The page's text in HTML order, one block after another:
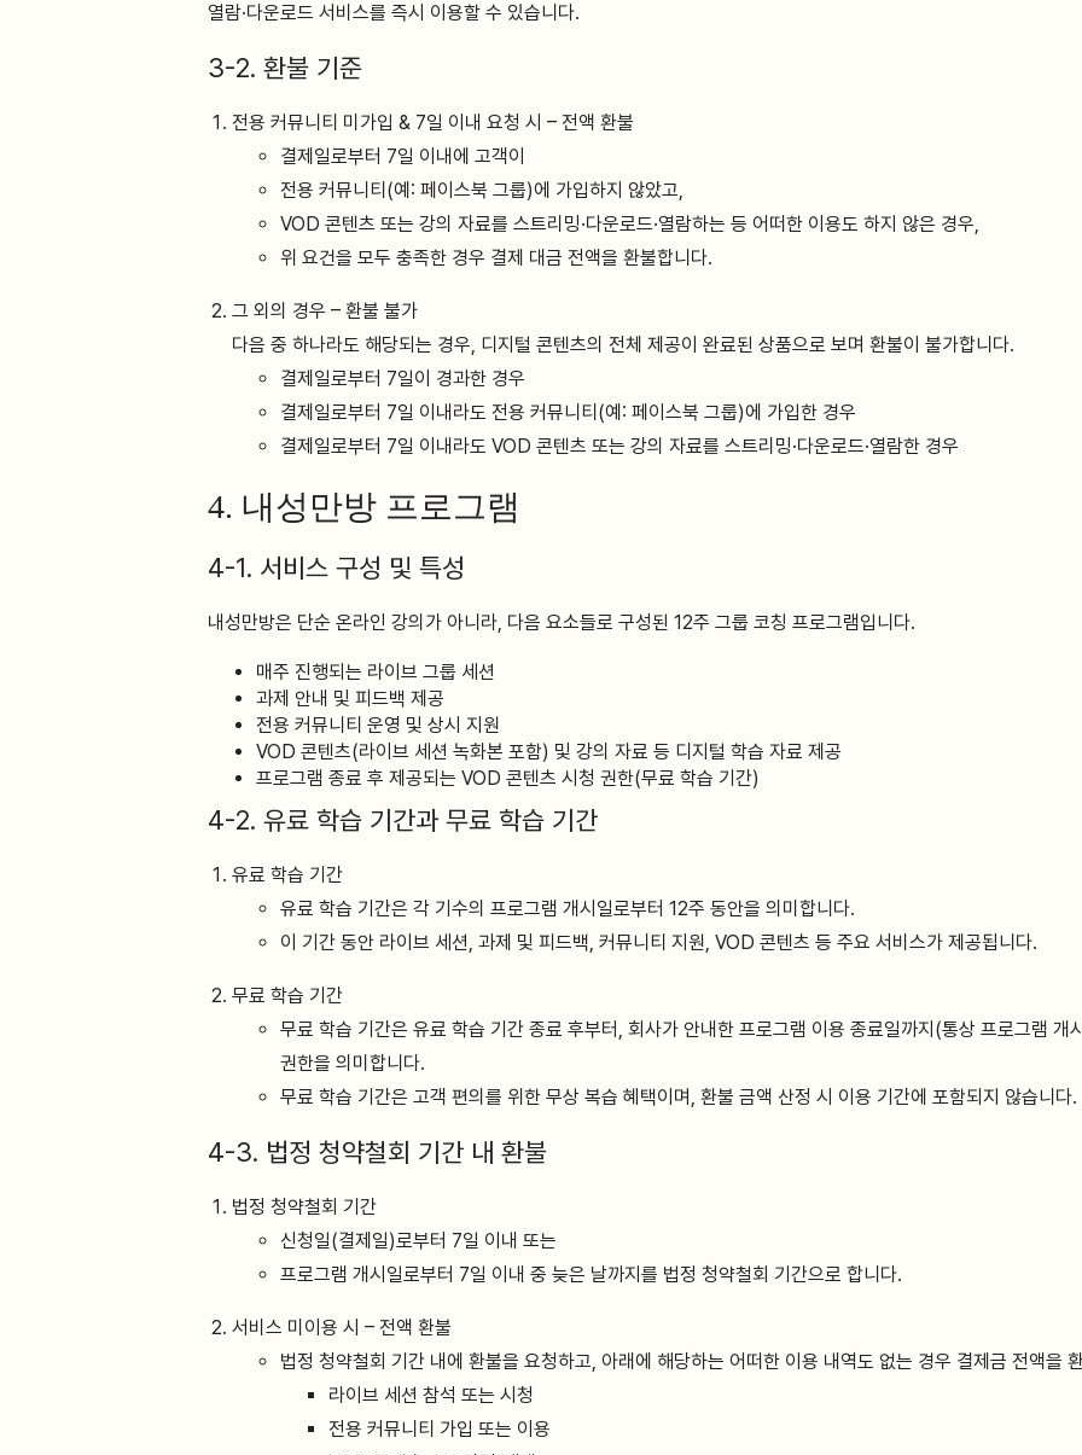
열람·다운로드 서비스를 즉시 이용할 수 있습니다.
3-2. 환불 기준
전용 커뮤니티 미가입 & 7일 이내 요청 시 – 전액 환불
결제일로부터 7일 이내에 고객이
전용 커뮤니티(예: 페이스북 그룹)에 가입하지 않았고,
VOD 콘텐츠 또는 강의 자료를 스트리밍·다운로드·열람하는 등 어떠한 이용도 하지 않은 경우,
위 요건을 모두 충족한 경우 결제 대금 전액을 환불합니다.
그 외의 경우 – 환불 불가
다음 중 하나라도 해당되는 경우, 디지털 콘텐츠의 전체 제공이 완료된 상품으로 보며 환불이 불가합니다.
결제일로부터 7일이 경과한 경우
결제일로부터 7일 이내라도 전용 커뮤니티(예: 페이스북 그룹)에 가입한 경우
결제일로부터 7일 이내라도 VOD 콘텐츠 또는 강의 자료를 스트리밍·다운로드·열람한 경우
4. 내성만방 프로그램
4-1. 서비스 구성 및 특성
내성만방은 단순 온라인 강의가 아니라, 다음 요소들로 구성된 12주 그룹 코칭 프로그램입니다.
매주 진행되는 라이브 그룹 세션
과제 안내 및 피드백 제공
전용 커뮤니티 운영 및 상시 지원
VOD 콘텐츠(라이브 세션 녹화본 포함) 및 강의 자료 등 디지털 학습 자료 제공
프로그램 종료 후 제공되는 VOD 콘텐츠 시청 권한(무료 학습 기간)
4-2. 유료 학습 기간과 무료 학습 기간
유료 학습 기간
유료 학습 기간은 각 기수의 프로그램 개시일로부터 12주 동안을 의미합니다.
이 기간 동안 라이브 세션, 과제 및 피드백, 커뮤니티 지원, VOD 콘텐츠 등 주요 서비스가 제공됩니다.
무료 학습 기간
무료 학습 기간은 유료 학습 기간 종료 후부터, 회사가 안내한 프로그램 이용 종료일까지(통상 프로그램
권한을 의미합니다.
무료 학습 기간은 고객 편의를 위한 무상 복습 혜택이며, 환불 금액 산정 시 이용 기간에 포함되지 않습니다.
4-3. 법정 청약철회 기간 내 환불
법정 청약철회 기간
신청일(결제일)로부터 7일 이내 또는
프로그램 개시일로부터 7일 이내 중 늦은 날까지를 법정 청약철회 기간으로 합니다.
서비스 미이용 시 – 전액 환불
법정 청약철회 기간 내에 환불을 요청하고, 아래에 해당하는 어떠한 이용 내역도 없는 경우 결제금 전액을
라이브 세션 참석 또는 시청
전용 커뮤니티 가입 또는 이용